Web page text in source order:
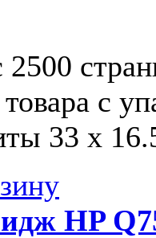
2500
с
33 x
HP